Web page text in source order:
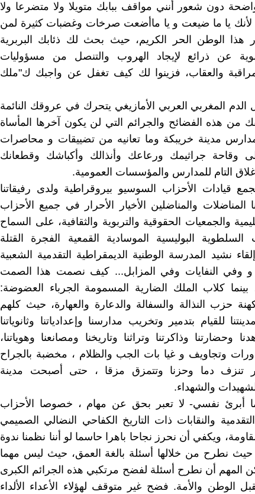
دون شعور أنني مواقف ببابك متويلا ولا متضرعا ولا
لأنك يا ما ضيعت و يا ماأضعت صرخات وغضبات كثيرة لمن
هذا الوطن الحر الكريم، حيث بحث لك ذئابك البربرية
عن ذرائع لإيجاد الهروب والتنصل من مسؤوليات
والعقاب، فزينوا لك كيف تغفل عن واجبك ك"ملك
المغربي العربي الأمازيغي يتحرك في عروقك النائمة
من هذه الفضائح والجرائم التي لن يكون آخرها المأساة
مدارس مدينة خريبكة وما تعانيه من تضييقات و محاصرات
وقاحة جراثيمك ورعاعك وأنذالك وأكباشك وقطعانك
التام للمدارس والمؤسسات العمومية.
قيادات الأحزاب السوسيو بيروقراطية ولدى رفيقاتنا
المناضلات والمناضلين الأخيار الأحرار في جميع الأحزاب
والجمعيات الحقوقية والتربوية والثقافية، على السماح
البوليسية الموسادية القمعية الفجرة القتلة
نشيد المدرسة الوطنية الديمقراطية التقدمية الشعبية
وفي النفايات وفي المزابل... كيف نصمت هذا الصمت
بينما كلاب الملك الضارية المسمومة الجرباء العضوضة:
حزب النذالة والسفالة والدعارة والعهارة، حيث كلهم
بتدمير وتخريب مدارسنا وإعدادياتنا وثانوياتنا
وحضارتنا وذاكرتنا وتراثنا وتاريخنا ومصانعنا وهوياتنا،
وتجاويف و غيا بات الجب والظلام ، مخضبة بالجراح
تنزف دما وحزنا وتتمزق مزقا ، حتى أصبحت مدينة
والشهداء.
أبرئ نفسي- لا تعبر بحق عن مهام ، خصوصا الأحزاب
والنقابات ذات التاريخ الكفاحي النضالي الصميمي
ويكفي أن نحرز نجاحا باهرا حاسما لو أننا نظمنا ندوة
حيث نطرح من خلالها أسئلة بالغة العمق، حيث ليس مهما
المهم أن نطرح أسئلة لفضح مرتكبي هذه الجرائم الكبرى
الوطن والأمة. فضح غير متوقف لهؤلاء الأعداء الألداء